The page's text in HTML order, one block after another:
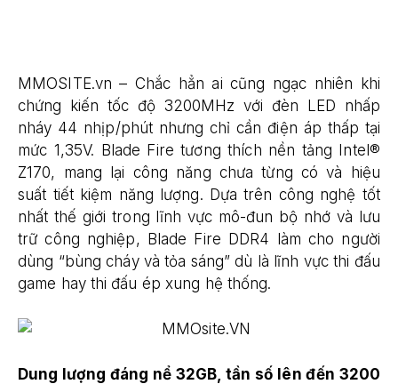
MMOSITE.vn – Chắc hẳn ai cũng ngạc nhiên khi
chứng kiến tốc độ 3200MHz với đèn LED nhấp
nháy 44 nhịp/phút nhưng chỉ cần điện áp thấp tại
mức 1,35V. Blade Fire tương thích nền tảng Intel®
Z170, mang lại công năng chưa từng có và hiệu
suất tiết kiệm năng lượng. Dựa trên công nghệ tốt
nhất thế giới trong lĩnh vực mô-đun bộ nhớ và lưu
trữ công nghiệp, Blade Fire DDR4 làm cho người
dùng “bùng cháy và tỏa sáng” dù là lĩnh vực thi đấu
game hay thi đấu ép xung hệ thống.
Dung lượng đáng nể 32GB, tần số lên đến 3200